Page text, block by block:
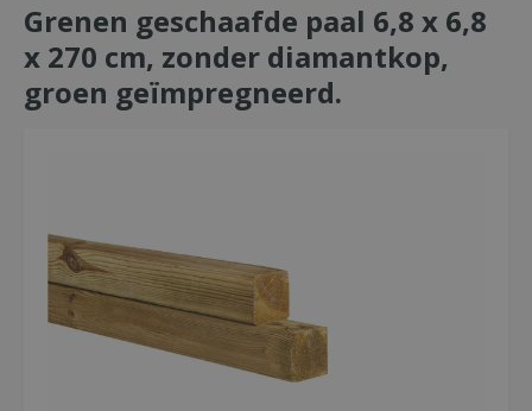
Grenen geschaafde paal 6,8 x 6,8
x 270 cm, zonder diamantkop,
groen geïmpregneerd.